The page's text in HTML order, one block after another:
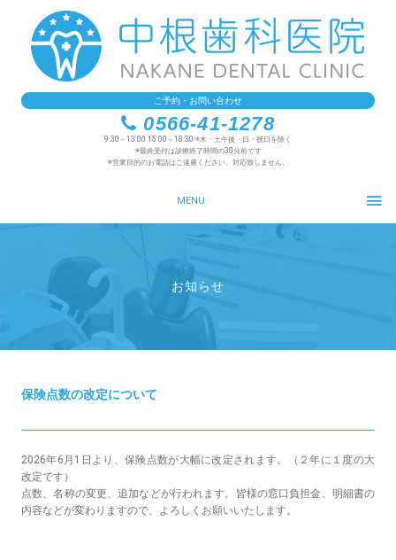
ご予約・お問い合わせ
0566-41-1278
9:30～13:00 15:00～18:30 ※木・土午後・日・祝日を除く
※最終受付は診療終了時間の30分前です
※営業目的のお電話はご遠慮ください。対応致しません。
MENU
お知らせ
保険点数の改定について
2026年6月1日より、保険点数が大幅に改定されます。（２年に１度の大
改定です）
点数、名称の変更、追加などが行われます。皆様の窓口負担金、明細書の
内容などが変わりますので、よろしくお願いいたします。